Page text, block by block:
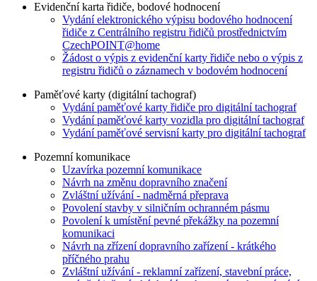
Evidenční karta řidiče, bodové hodnocení
Vydání elektronického výpisu bodového hodnocení
řidiče z Centrálního registru řidičů prostřednictvím
CzechPOINT@home
Žádost o výpis z evidenční karty řidiče nebo o výpis z
registru řidičů o záznamech v bodovém hodnocení
Paměťové karty (digitální tachograf)
Vydání paměťové karty řidiče pro digitální tachograf
Vydání paměťové karty vozidla pro digitální tachograf
Vydání paměťové servisní karty pro digitální tachograf
Pozemní komunikace
Uzavírka pozemní komunikace
Návrh na změnu dopravního značení
Zvláštní užívání - nadměrná přeprava
Povolení stavby v silničním ochranném pásmu
Povolení k umístění pevné překážky na pozemní
komunikaci
Návrh na zřízení dopravního zařízení - krátkého
příčného prahu
Zvláštní užívání - reklamní zařízení, stavební práce,